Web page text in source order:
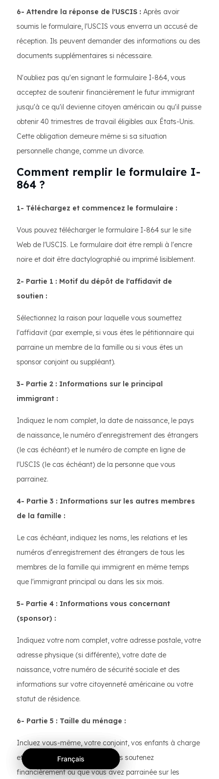
6- Attendre la réponse de l'USCIS : Après avoir
soumis le formulaire, l'USCIS vous enverra un accusé de
réception. Ils peuvent demander des informations ou des
documents supplémentaires si nécessaire.
N'oubliez pas qu'en signant le formulaire I-864, vous
acceptez de soutenir financièrement le futur immigrant
jusqu'à ce qu'il devienne citoyen américain ou qu'il puisse
obtenir 40 trimestres de travail éligibles aux États-Unis.
Cette obligation demeure même si sa situation
personnelle change, comme un divorce.​
Comment remplir le formulaire I-
864 ?
1- Téléchargez et commencez le formulaire :
Vous pouvez télécharger le formulaire I-864 sur le site
Web de l'USCIS. Le formulaire doit être rempli à l'encre
noire et doit être dactylographié ou imprimé lisiblement.
2- Partie 1 : Motif du dépôt de l'affidavit de
soutien :
Sélectionnez la raison pour laquelle vous soumettez
l'affidavit (par exemple, si vous êtes le pétitionnaire qui
parraine un membre de la famille ou si vous êtes un
sponsor conjoint ou suppléant).
3- Partie 2 : Informations sur le principal
immigrant :
Indiquez le nom complet, la date de naissance, le pays
de naissance, le numéro d'enregistrement des étrangers
(le cas échéant) et le numéro de compte en ligne de
l'USCIS (le cas échéant) de la personne que vous
parrainez.
4- Partie 3 : Informations sur les autres membres
de la famille :
Le cas échéant, indiquez les noms, les relations et les
numéros d'enregistrement des étrangers de tous les
membres de la famille qui immigrent en même temps
que l'immigrant principal ou dans les six mois.
5- Partie 4 : Informations vous concernant
(sponsor) :
Indiquez votre nom complet, votre adresse postale, votre
adresse physique (si différente), votre date de
naissance, votre numéro de sécurité sociale et des
informations sur votre citoyenneté américaine ou votre
statut de résidence.
6- Partie 5 : Taille du ménage :
Incluez vous-même, votre conjoint, vos enfants à charge
et toute autre personne que vous soutenez
financièrement ou que vous avez parrainée sur les
Français
Français
Français